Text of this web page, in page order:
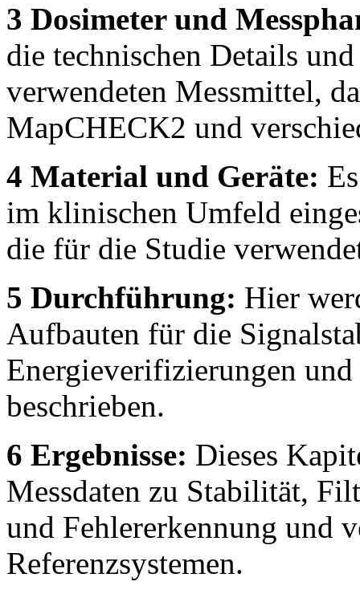
3 Dosimeter und
die technischen Details
verwendeten Messmittel,
MapCHECK2 und
4 Material und Geräte:
im klinischen Umfeld
die für die Studie
5 Durchführung: Hier
Aufbauten für die
Energieverifizierungen
beschrieben.
6 Ergebnisse: Dieses
Messdaten zu Stabilität,
und Fehlererkennung und
Referenzsystemen.